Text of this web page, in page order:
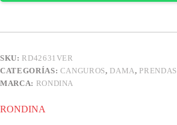
SKU: RD42631VER
CATEGORÍAS: CANGUROS, DAMA, PRENDAS
MARCA: RONDINA
RONDINA